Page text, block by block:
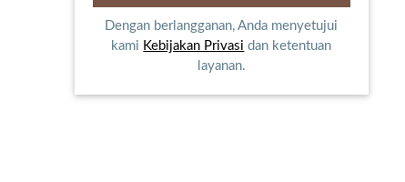
Dengan berlangganan, Anda menyetujui
kami Kebijakan Privasi dan ketentuan
layanan.